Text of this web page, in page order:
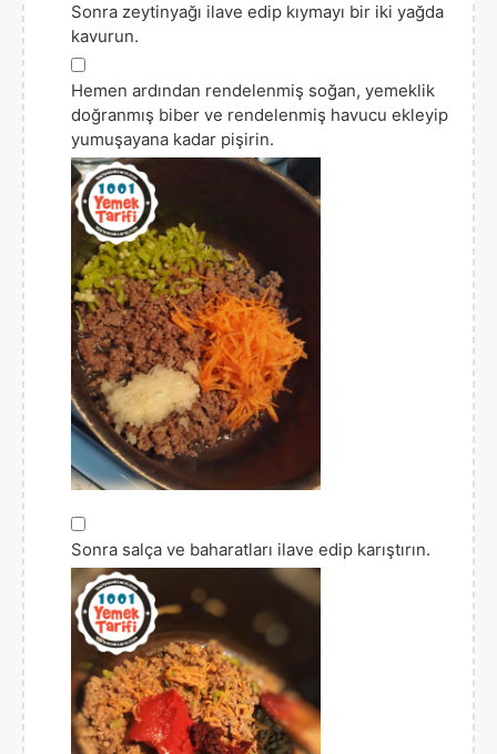
Sonra zeytinyağı ilave edip kıymayı bir iki yağda
kavurun.
▢
Hemen ardından rendelenmiş soğan, yemeklik
doğranmış biber ve rendelenmiş havucu ekleyip
yumuşayana kadar pişirin.
▢
Sonra salça ve baharatları ilave edip karıştırın.